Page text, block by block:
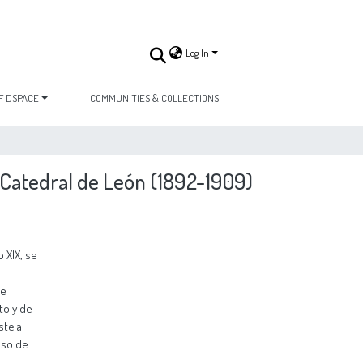
Log In
COMMUNITIES & COLLECTIONS
DSPACE
de León (1892-1909)
the Lazaro’s work in the architectural heritage. To achieve this goal, the thesis has studied not only the information from the official projects and technical reports of them, but also it has been tried to verify if the information contained in the different documents of the same project and in the drafts were related and consistent with each other. In addition, it has been attempted to per-form a comparative analysis of the execution of Lázaro’s projects and the entire projected content. This comparative study had not been done to date and this will be, therefore, one of the main contributions of this re-search. Finally, this thesis opens up three lines of investigation (that have already been discussed and partially advanced, but which fall beyond the scop